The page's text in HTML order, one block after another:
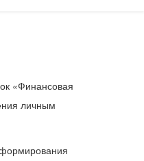
«Финансовая
личным